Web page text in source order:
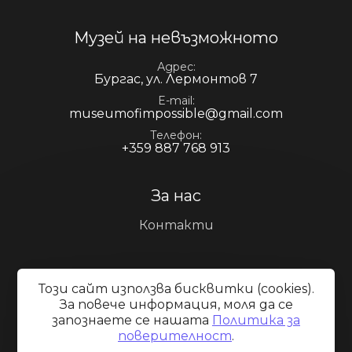
За нас
Контакти
Галерия
Експозиции
Музей на невъзможното
Адрес
Бургас, ул. Лермонтов 7
E-mail
museumofimpossible@gmail.com
Телефон
+359 887 768 913
Този сайт използва бисквитки (cookies).
За повече информация, моля да се
запознаете се нашaтa Политика за
поверителност.